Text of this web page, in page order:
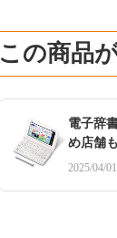
この商品
電子辞
め店舗
2025/04/01